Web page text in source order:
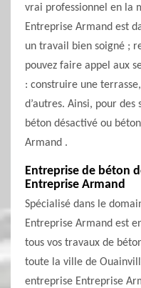
vrai professionnel en la
Entreprise Armand est
un travail bien soigné ;
pouvez faire appel aux
: construire une
d’autres. Ainsi, pour
béton désactivé ou
Armand .
Entreprise de béton
Entreprise Armand
Spécialisé dans le
Entreprise Armand est
tous vos travaux de
toute la ville de
entreprise Entreprise